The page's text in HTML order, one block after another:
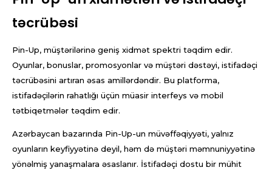
təcrübəsi
Pin-Up, müştərilərinə geniş xidmət spektri təqdim edir.
Oyunlar, bonuslar, promosyonlar və müştəri dəstəyi, istifadəçi
təcrübəsini artıran əsas amillərdəndir. Bu platforma,
istifadəçilərin rahatlığı üçün müasir interfeys və mobil
tətbiqetmələr təqdim edir.
Azərbaycan bazarında Pin-Up-un müvəffəqiyyəti, yalnız
oyunların keyfiyyətinə deyil, həm də müştəri məmnuniyyətinə
yönəlmiş yanaşmalara əsaslanır. İstifadəçi dostu bir mühit